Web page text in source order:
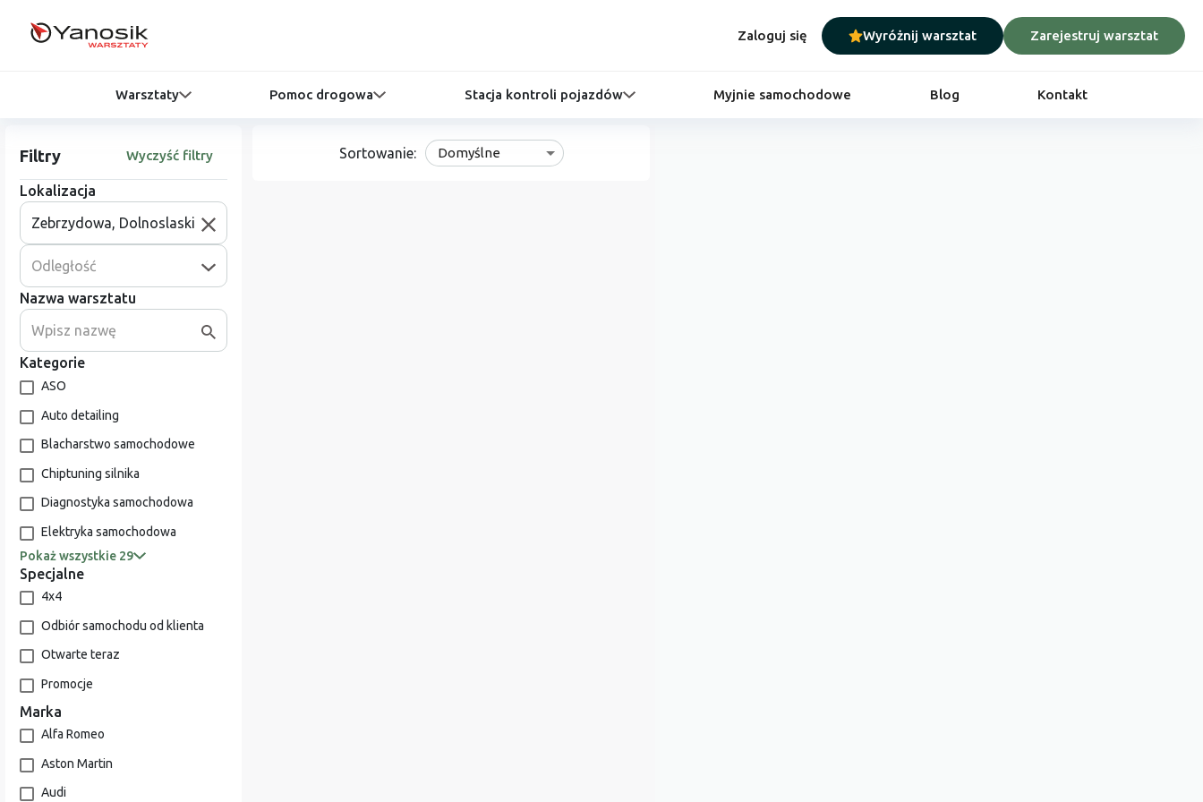
Zaloguj się Wyróżnij warsztat Zarejestruj warsztat
Warsztaty Pomoc drogowa Stacja kontroli pojazdów Myjnie samochodowe Blog Kontakt
Filtry Wyczyść filtry
Lokalizacja
Odległość
Nazwa warsztatu
Kategorie
ASO
Auto detailing
Blacharstwo samochodowe
Chiptuning silnika
Diagnostyka samochodowa
Elektryka samochodowa
Pokaż wszystkie 29
Specjalne
4x4
Odbiór samochodu od klienta
Otwarte teraz
Promocje
Marka
Alfa Romeo
Aston Martin
Audi
Sortowanie: Domyślne